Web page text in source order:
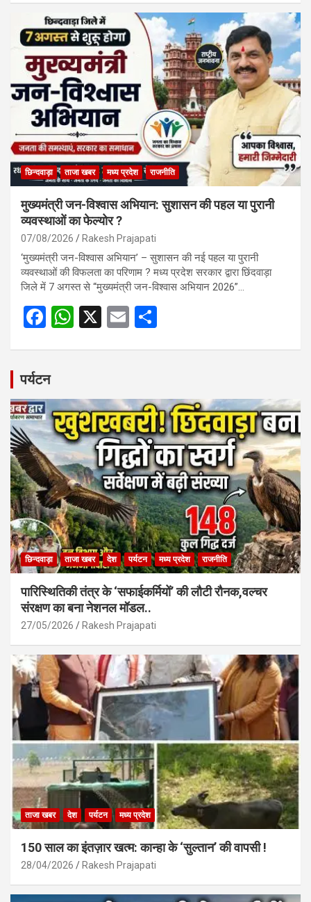
ce
b
o
o
k
at
s
A
p
p
ail ar
e
छिन्दवाड़ा ताजा खबर मध्य प्रदेश राजनीति
मुख्यमंत्री जन-विश्वास अभियान: सुशासन की पहल या पुरानी
व्यवस्थाओं का फेल्योर ?
07/08/2026 Rakesh Prajapati
‘मुख्यमंत्री जन-विश्वास अभियान’ – सुशासन की नई पहल या पुरानी
व्यवस्थाओं की विफलता का परिणाम ? मध्य प्रदेश सरकार द्वारा छिंदवाड़ा
जिले में 7 अगस्त से “मुख्यमंत्री जन-विश्वास अभियान 2026”…
F
b
o
o
k
W
A
p
p
X
E
पर्यटन
छिन्दवाड़ा ताजा खबर देश पर्यटन मध्य प्रदेश राजनीति
पारिस्थितिकी तंत्र के ‘सफाईकर्मियों’ की लौटी रौनक,वल्चर
संरक्षण का बना नेशनल मॉडल..
27/05/2026 Rakesh Prajapati
ताजा खबर देश पर्यटन मध्य प्रदेश
150 साल का इंतज़ार खत्म: कान्हा के ‘सुल्तान’ की वापसी !
28/04/2026 Rakesh Prajapati